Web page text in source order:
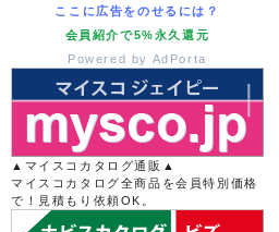
ここに広告をのせるには？
会員紹介で5%永久還元
Powered by AdPorta
▲マイスコカタログ通販▲
マイスコカタログ全商品を会員特別価格
で！見積もり依頼OK。